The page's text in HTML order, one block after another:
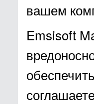
вашем
Emsisoft